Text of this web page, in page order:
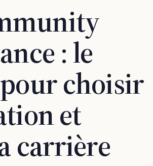
: le
choisir
et
carrière